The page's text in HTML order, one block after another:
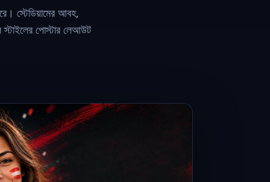
স্টেডিয়ামের আবহ,
স্টাইলের পোস্টার লেআউট